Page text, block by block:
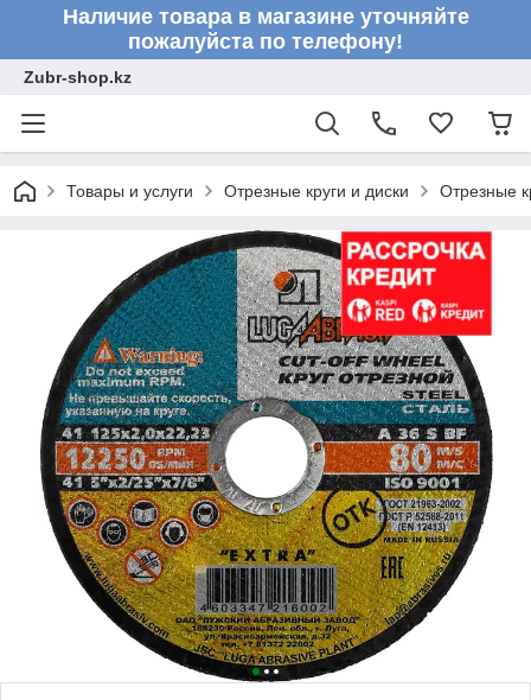
Наличие товара в магазине уточняйте
пожалуйста по телефону!
Zubr-shop.kz
Товары и услуги Отрезные круги и диски Отрезные